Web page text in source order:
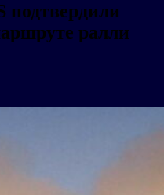
ралли